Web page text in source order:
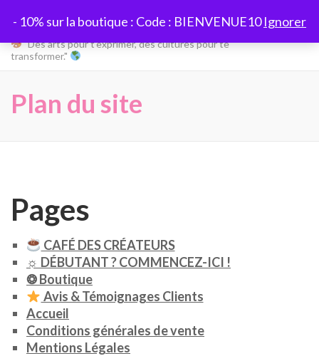
- 10% sur la boutique : Code : BIENVENUE10Ignorer
contenu
(Pressez
Globetherapie
"Des arts pour t’exprimer, des cultures pour te
transformer."
Plan du site
Pages
CAFÉ DES CRÉATEURS
☼ DÉBUTANT ? COMMENCEZ-ICI !
❂ Boutique
Avis & Témoignages Clients
Accueil
Conditions générales de vente
Mentions Légales